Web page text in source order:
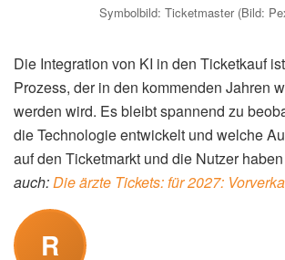
Symbolbild: Ticketmaster (Bild:
Die Integration von KI in den Ticketkauf
Prozess, der in den kommenden Jahren
werden wird. Es bleibt spannend zu
die Technologie entwickelt und welche
auf den Ticketmarkt und die Nutzer
auch: Die ärzte Tickets: für 2027:
R